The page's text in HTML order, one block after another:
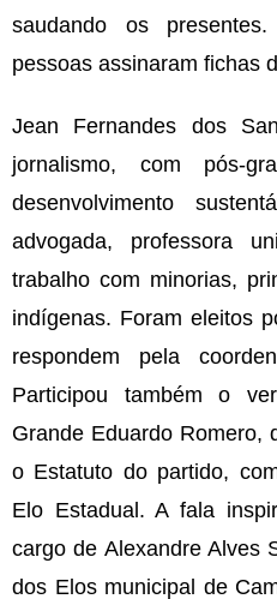
saudando os
pessoas assinaram fichas
Jean Fernandes dos
jornalismo, com pós-
desenvolvimento
advogada, professora
trabalho com minorias,
indígenas. Foram eleitos
respondem pela
Participou também o
Grande Eduardo Romero,
o Estatuto do partido,
Elo Estadual. A fala
cargo de Alexandre Alves
dos Elos municipal de